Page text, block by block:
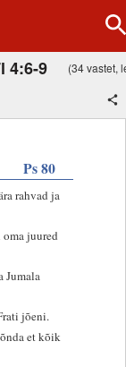
4:6-9 (34 vastet,
Ps 80
rahvad ja
oma juured
Jumala
jõeni.
et kõik